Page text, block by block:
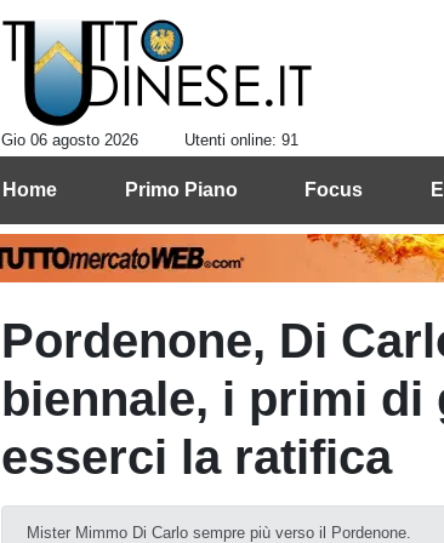
Gio 06 agosto 2026 Utenti online: 91
Home Primo Piano Focus
Pordenone, Di
biennale, i primi di
esserci la ratifica
Mister Mimmo Di Carlo sempre più verso il Pordenone.